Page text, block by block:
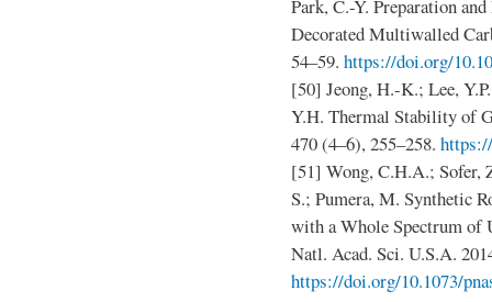
Park, C.-Y. Preparation
Decorated Multiwalled
54–59. https://doi.org/
[50] Jeong, H.-K.; Lee,
Y.H. Thermal Stability of
470 (4–6), 255–258.
[51] Wong, C.H.A.; Sofer,
S.; Pumera, M. Synthetic
with a Whole Spectrum of
Natl. Acad. Sci. U.S.A.
https://doi.org/10.1073/